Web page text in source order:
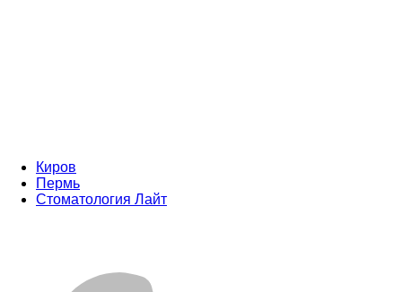
Киров
Пермь
Стоматология Лайт